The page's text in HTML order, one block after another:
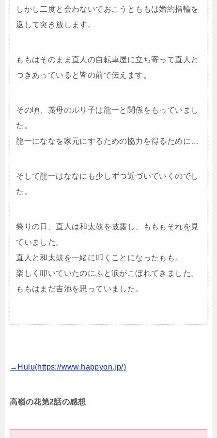
しかし二度と会わないでおこうとももは婚約指輪を
返して突き放します。
ももはそのまま直人の自転車屋に立ち寄って直人と
つきあっていると皆の前で伝えます。
その頃、義母のルリ子は龍一と関係をもっていまし
た。
龍一にななを家元にするための協力を得るために…
そして龍一はななにも少しずつ近づいていくのでし
た。
祭りの日、直人は和太鼓を披露し、もももそれを見
ていました。
直人と和太鼓を一緒に叩くことになったもも。
楽しく叩いていたのにふと涙がこぼれてきました。
ももはまだ吉池を思っていました。
→Hulu(https://www.happyon.jp/)
高嶺の花第2話の感想